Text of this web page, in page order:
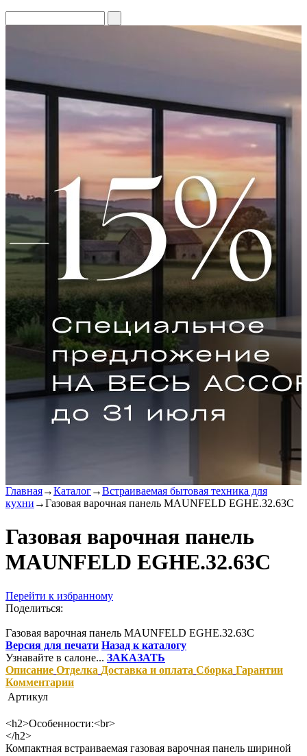
Главная→Каталог→Встраиваемая бытовая техника для
кухни →Газовая варочная панель MAUNFELD EGHE.32.63C
Газовая варочная панель
MAUNFELD EGHE.32.63C
Перейти к избранному
Поделиться:
Газовая варочная панель MAUNFELD EGHE.32.63C
Версия для печати Назад к каталогу
Узнавайте в салоне... ЗАКАЗАТЬ
Описание Отделка Доставка и оплата Сборка Гарантии
Комментарии
Артикул
<h2>Особенности:<br>
</h2>
Компактная встраиваемая газовая варочная панель шириной